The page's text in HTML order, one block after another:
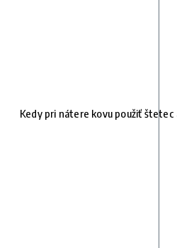
Kedy pri nátere kovu použiť štetec